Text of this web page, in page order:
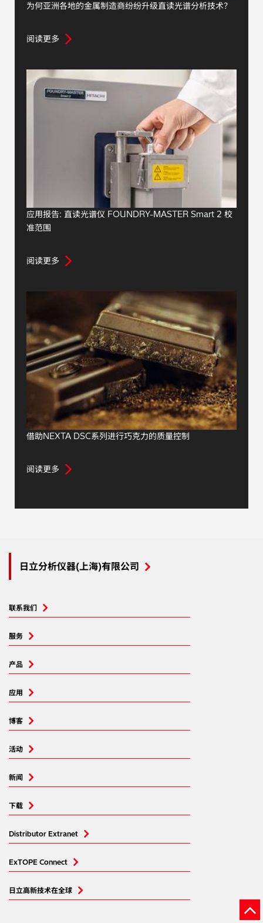
为何亚洲各地的金属制造商纷纷升级直读光谱分析技术？
阅读更多
应用报告: 直读光谱仪 FOUNDRY-MASTER Smart 2 校
准范围
阅读更多
借助NEXTA DSC系列进行巧克力的质量控制
阅读更多
日立分析仪器(上海)有限公司
联系我们
服务
产品
应用
博客
活动
新闻
下载
Distributor Extranet
ExTOPE Connect
日立高新技术在全球